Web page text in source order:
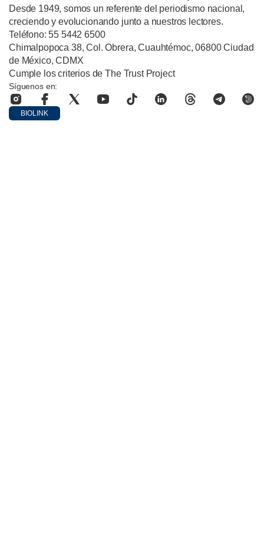
Desde 1949, somos un referente del periodismo nacional,
creciendo y evolucionando junto a nuestros lectores.
Teléfono: 55 5442 6500
Chimalpopoca 38, Col. Obrera, Cuauhtémoc, 06800 Ciudad
de México, CDMX
Cumple los criterios de The Trust Project
Síguenos en:
BIOLINK